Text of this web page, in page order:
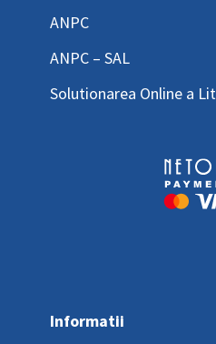
ANPC
ANPC – SAL
Solutionarea Online a
Informatii